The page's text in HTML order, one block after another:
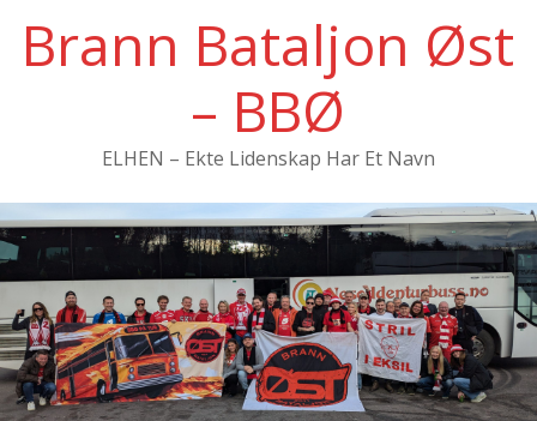
innholdet
Brann Bataljon Øst
– BBØ
ELHEN – Ekte Lidenskap Har Et Navn